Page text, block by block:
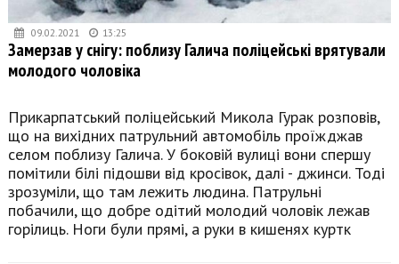
09.02.2021 13:25
Замерзав у снігу: поблизу Галича поліцейські врятували
молодого чоловіка
Прикарпатський поліцейський Микола Гурак розповів,
що на вихідних патрульний автомобіль проїжджав
селом поблизу Галича. У боковій вулиці вони спершу
помітили білі підошви від кросівок, далі - джинси. Тоді
зрозуміли, що там лежить людина. Патрульні
побачили, що добре одітий молодий чоловік лежав
горілиць. Ноги були прямі, а руки в кишенях куртк